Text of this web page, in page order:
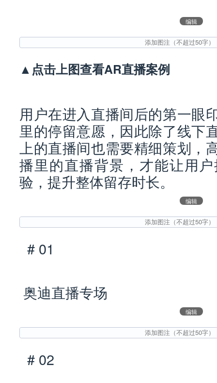
编辑
▲点击上图查看AR直播案例
用户在进入直播间后的第一眼
里的停留意愿，因此除了线下
上的直播间也需要精细策划，
播里的直播背景，才能让用
验，提升整体留存时长。
编辑
# 01
奥迪直播专场
编辑
# 02